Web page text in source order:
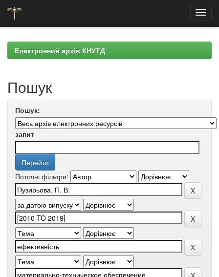
navigationЕлектронний архів КНУТД
Пошук
Пошук:
запит
Поточні фільтри: